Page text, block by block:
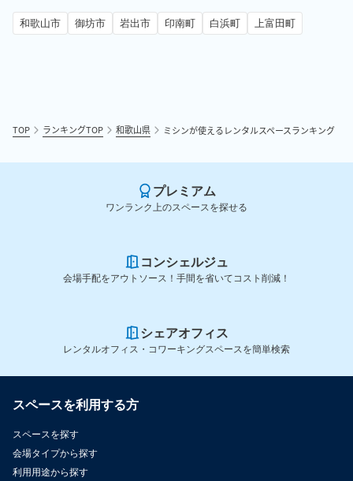
和歌山市 御坊市 岩出市 印南町 白浜町 上富田町
TOP ランキングTOP 和歌山県 ミシンが使えるレンタルスペースランキング
プレミアム
ワンランク上のスペースを探せる
コンシェルジュ
会場手配をアウトソース！手間を省いてコスト削減！
シェアオフィス
レンタルオフィス・コワーキングスペースを簡単検索
スペースを利用する方
スペースを探す
会場タイプから探す
利用用途から探す